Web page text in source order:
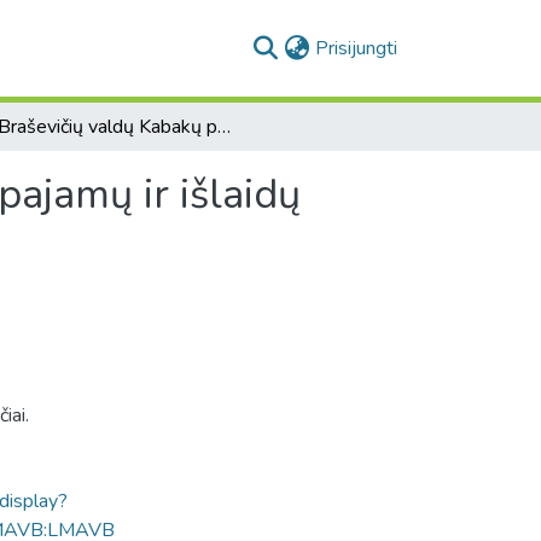
Prisijungti
[Braševičių valdų Kabakų palivarko 1837-1838 m. pajamų ir išlaidų apyskaita]
ir išlaidų